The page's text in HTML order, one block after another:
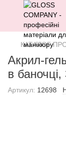
КАТАЛОГ
Акрил-
в
Артикул: 12698